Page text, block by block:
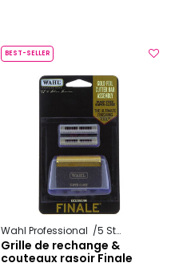
BEST-SELLER
Wahl Professional 5 Star Series
Grille de rechange &
couteaux rasoir Finale